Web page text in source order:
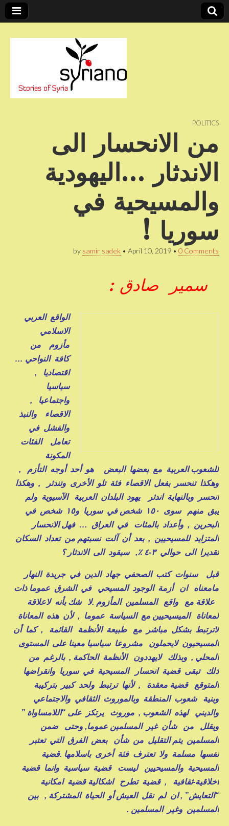
syriano POLITICS
من الانحسار الى
الاندثار …اليهودية
والمسيحية في
سوريا !
by samir sadek • April 10, 2019 • 0 Comments
سمير صادق :
الواقع العربي
الاسلامي
مأزوم من
كافة النواحي …
اقتصاديا ,
سياسيا
واجتماعيا ,
الاقصاء والنبذ
والفشل في
تعامل الفئات
المكونة
للشعوب العربية مع بعضها البعض هو أحد أوجه التأزم ,
وهكذا تنحسر بفعل الاقصاء فئة تلو الأخرى وتندثر , وهكذا
انحسر وبالنهاية اندثر يهود البلدان العربية الآسيوية ولم
يبق منهم سوى ١٥٠ شخص في سوريا و١٥ شخص في
البحرين , وأعداد بالمئات في العراق … فهل الانحسار
المتزايد للمسيحيين , بعد أن آلت نسبتهم من تعداد السكان
تقديرا الى حوالي ٣-٤ ٪, سيقود الى الاندثار ؟
قبل سنوات كتب الصحفي جهاد الدين في جريدة النهار
مامعناه ان أزمة الوجود المسيحي في الشرق عموما ذات
علاقة مع واقع المسلمين المأزوم .لا شك بأنه لاعلاقة
لمعاناة الميسيحيين مع السياسة عموما , لأن هذه المعاناة
لاترتبط بشكل مباشر مع طبيعة الأنظمة القائمة , كما أن
المسيحيون لايحملون مشروعا سياسيا معينا على المستوى
المحلي , وبذلك لايهددون الأنظمة الحاكمة , بالرغم من
ذلك تبقى قضية انحسار المسيحية في سوريا وانقراضها
المتوقع قضية معقدة , لأنها ترتبط ولحد كبير بتركيبة
وبنية شعوب المنطقة وبالموروث الثقافي والاجتماعي
والديني لهذه الشعوب , موروث يرتكز على “اللامساواة ”
ويقلل من شأن غير المسلمين عموما, وحتى ضمن
المسلمين يتم التقليل من شأن بعض الفرق التي تعتبر
نفسها مسلمة ولا تعترف فئة أخرى باسلامها .قضية
المسيحية والمسيحيين ليست قضية سياسية وانما قضية
أخلاقية-ثقافية , قضية تطرح اشكالية قضية امكانية
“التعايش” , ان لم نقل العيش أو الحياة المشتركة , بين
المسلمين وغير المسلمين .